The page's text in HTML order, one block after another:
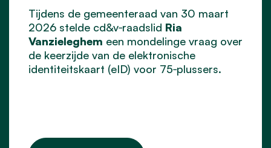
Tijdens de gemeenteraad van 30 maart
2026 stelde cd&v‑raadslid Ria
Vanzieleghem een mondelinge vraag over
de keerzijde van de elektronische
identiteitskaart (eID) voor 75‑plussers.